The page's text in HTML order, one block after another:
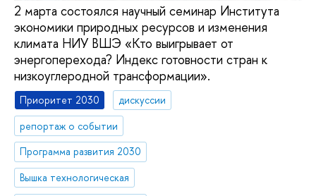
2 марта состоялся научный семинар Института
экономики природных ресурсов и изменения
климата НИУ ВШЭ «Кто выигрывает от
энергоперехода? Индекс готовности стран к
низкоуглеродной трансформации».
Приоритет 2030
дискуссии
репортаж о событии
Программа развития 2030
Вышка технологическая